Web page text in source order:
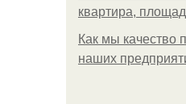
квартира,
Как мы качество
наших